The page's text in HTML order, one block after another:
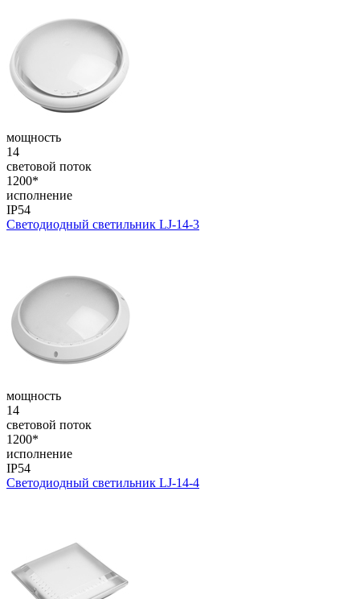
мощность
14
световой поток
1200*
исполнение
IP54
Светодиодный светильник LJ-14-3
мощность
14
световой поток
1200*
исполнение
IP54
Светодиодный светильник LJ-14-4